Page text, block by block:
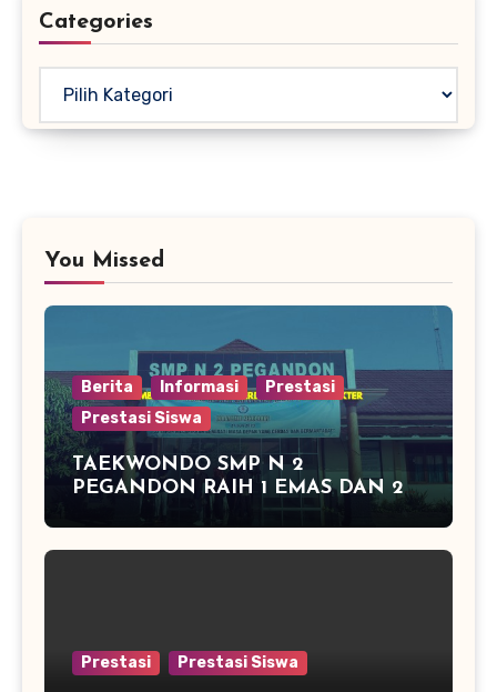
Categories
You Missed
Berita Informasi
Prestasi
Prestasi Siswa
TAEKWONDO SMP N 2
PEGANDON RAIH 1 EMAS DAN 2
PERAK DI KAPOLRES CUP
KENDAL 2016
Prestasi Prestasi Siswa